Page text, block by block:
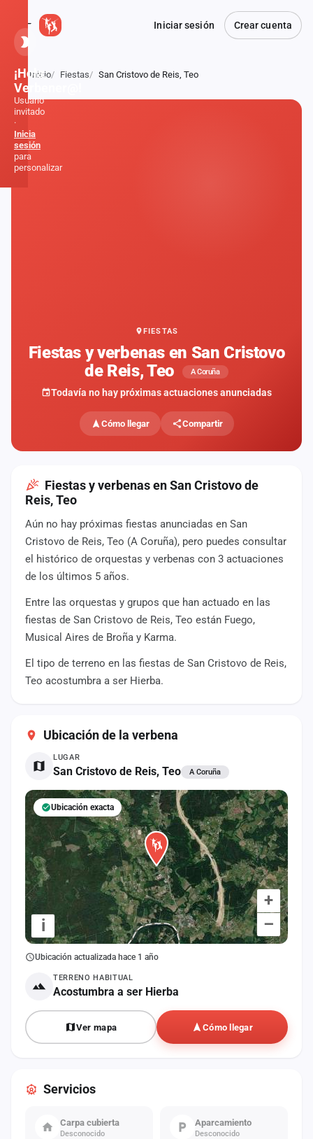
Iniciar sesión Crear cuenta
Atrás
Inicio Fiestas San Cristovo de Reis, Teo
FIESTAS
Fiestas y verbenas en San Cristovo
de Reis, Teo
A Coruña
Todavía no hay próximas actuaciones anunciadas
Cómo llegar Compartir
Fiestas y verbenas en San Cristovo de
Reis, Teo
Aún no hay próximas fiestas anunciadas en San
Cristovo de Reis, Teo (A Coruña), pero puedes consultar
el histórico de orquestas y verbenas con 3 actuaciones
de los últimos 5 años.
Entre las orquestas y grupos que han actuado en las
fiestas de San Cristovo de Reis, Teo están Fuego,
Musical Aires de Broña y Karma.
El tipo de terreno en las fiestas de San Cristovo de Reis,
Teo acostumbra a ser Hierba.
Ubicación de la verbena
LUGAR
San Cristovo de Reis, Teo A Coruña
+
–
i
Ubicación exacta
Ubicación actualizada hace 1 año
TERRENO HABITUAL
Acostumbra a ser Hierba
Ver mapa Cómo llegar
Servicios
Carpa cubierta
Desconocido
Aparcamiento
Desconocido
¡Hola,
Verbener@!
Usuario
invitado
·
Inicia
sesión
para
personalizar
fiestas
Componentes
Agencias
Rankings
Anuncios
sesión
Crear
cuenta
Administración